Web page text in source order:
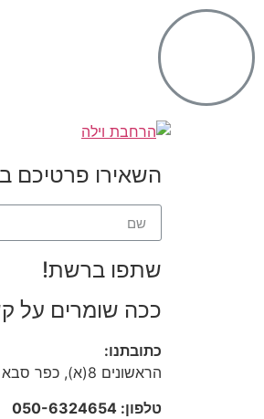
השאירו פרטיכם
שתפו ברשת!
ככה שומרים על
כתובתנו:
הראשונים 8(א), כפר סבא 4439211
טלפון: 050-6324654